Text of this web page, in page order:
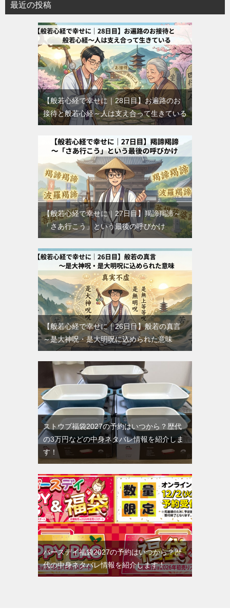
最近の投稿
【般若心経で幸せに｜28日目】お遍路のお
接待と般若心経～人は支え合って生きている
【般若心経で幸せに｜27日目】羯諦羯諦～
「さあ行こう」という最後の呼びかけ
【般若心経で幸せに｜26日目】般若の真言
～是大神呪・是大明呪に込められた意味
ストウブ福袋2027の予約はいつから？歴代
の3万円などの中身ネタバレ情報を紹介しま
す！
バースデイ福袋2027の予約はいつから？歴
代の中身ネタバレ情報を紹介します！